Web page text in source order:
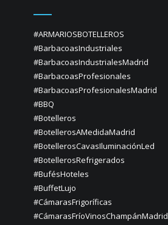
#ARMARIOSBOTELLEROS
#BarbacoasIndustriales
#BarbacoasIndustrialesMadrid
#BarbacoasProfesionales
#BarbacoasProfesionalesMadrid
#BBQ
#Botelleros
#BotellerosAMedidaMadrid
#BotellerosCavasIluminaciónLed
#BotellerosRefrigerados
#BufésHoteles
#BuffetLujo
#CámarasFrigoríficas
#CámarasFríoVinosChampánMadrid